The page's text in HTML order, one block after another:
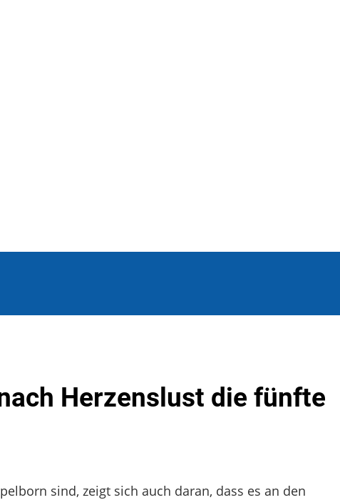
Herzenslust die fünfte
sind, zeigt sich auch daran, dass es an den